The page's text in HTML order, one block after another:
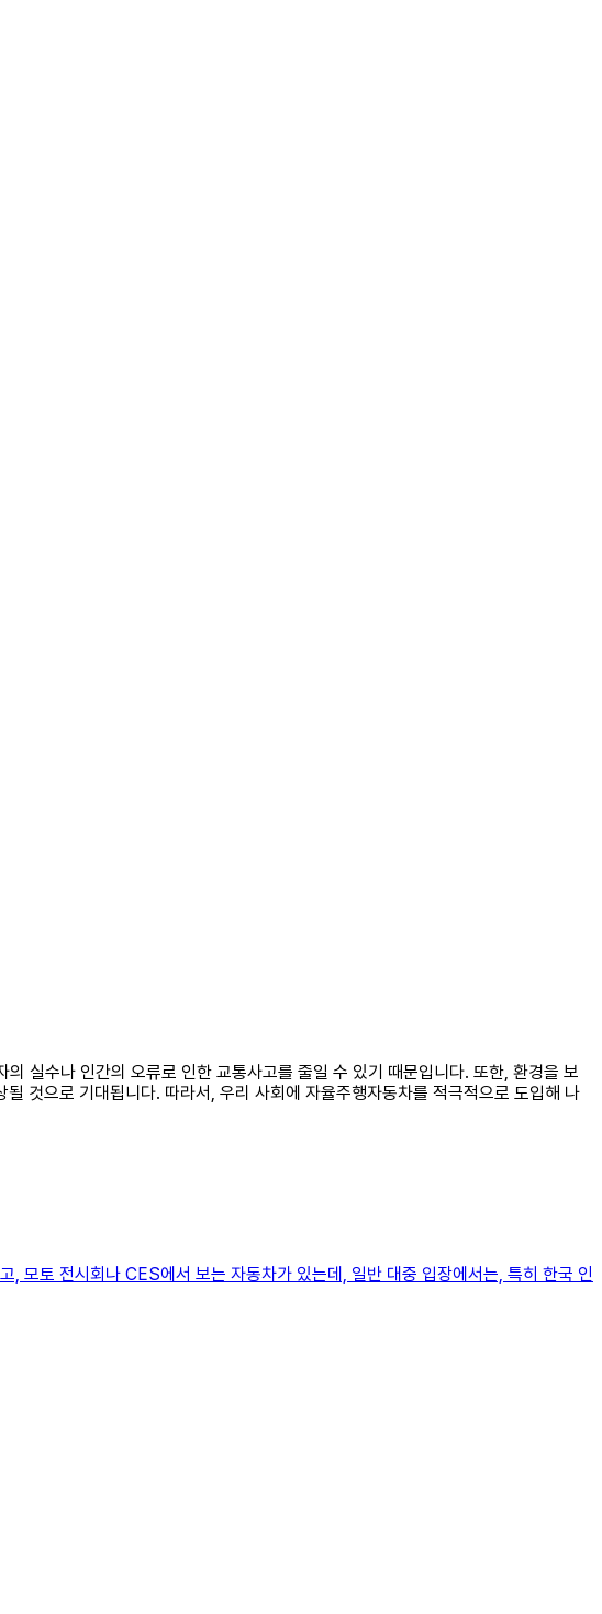
실수나 인간의 오류로 인한 교통사고를 줄일 수 있기 때문입니다. 또한, 환경을 보
것으로 기대됩니다. 따라서, 우리 사회에 자율주행자동차를 적극적으로 도입해 나
모토 전시회나 CES에서 보는 자동차가 있는데, 일반 대중 입장에서는, 특히 한국 인